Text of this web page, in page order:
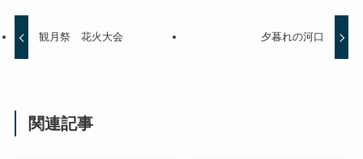
観月祭 花火大会 夕暮れの河口
関連記事